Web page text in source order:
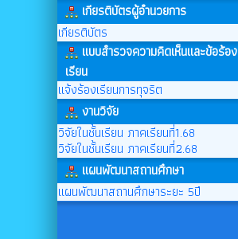
เกียรติบัตรผู้อำนวยการ
เกียรติบัตร
แบบสำรวจความคิดเห็นและข้อร้อง
เรียน
แจ้งร้องเรียนการทุจริต
งานวิจัย
วิจัยในชั้นเรียน ภาคเรียนที่1.68
วิจัยในชั้นเรียน ภาคเรียนที่2.68
แผนพัฒนาสถานศึกษา
แผนพัฒนาสถานศึกษาระยะ 5ปี